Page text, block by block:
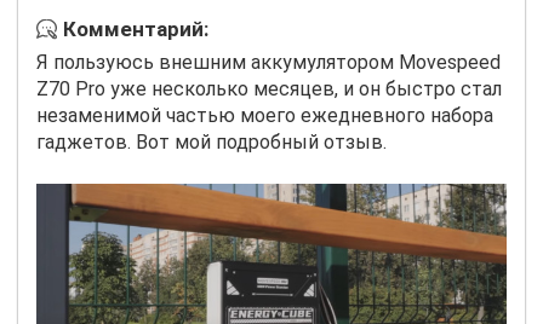
Комментарий:
Я пользуюсь внешним аккумулятором Movespeed
Z70 Pro уже несколько месяцев, и он быстро стал
незаменимой частью моего ежедневного набора
гаджетов. Вот мой подробный отзыв.